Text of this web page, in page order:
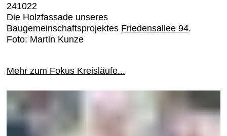
241022
Die Holzfassade unseres
Baugemeinschaftsprojektes Friedensallee 94.
Foto: Martin Kunze
Mehr zum Fokus Kreisläufe...